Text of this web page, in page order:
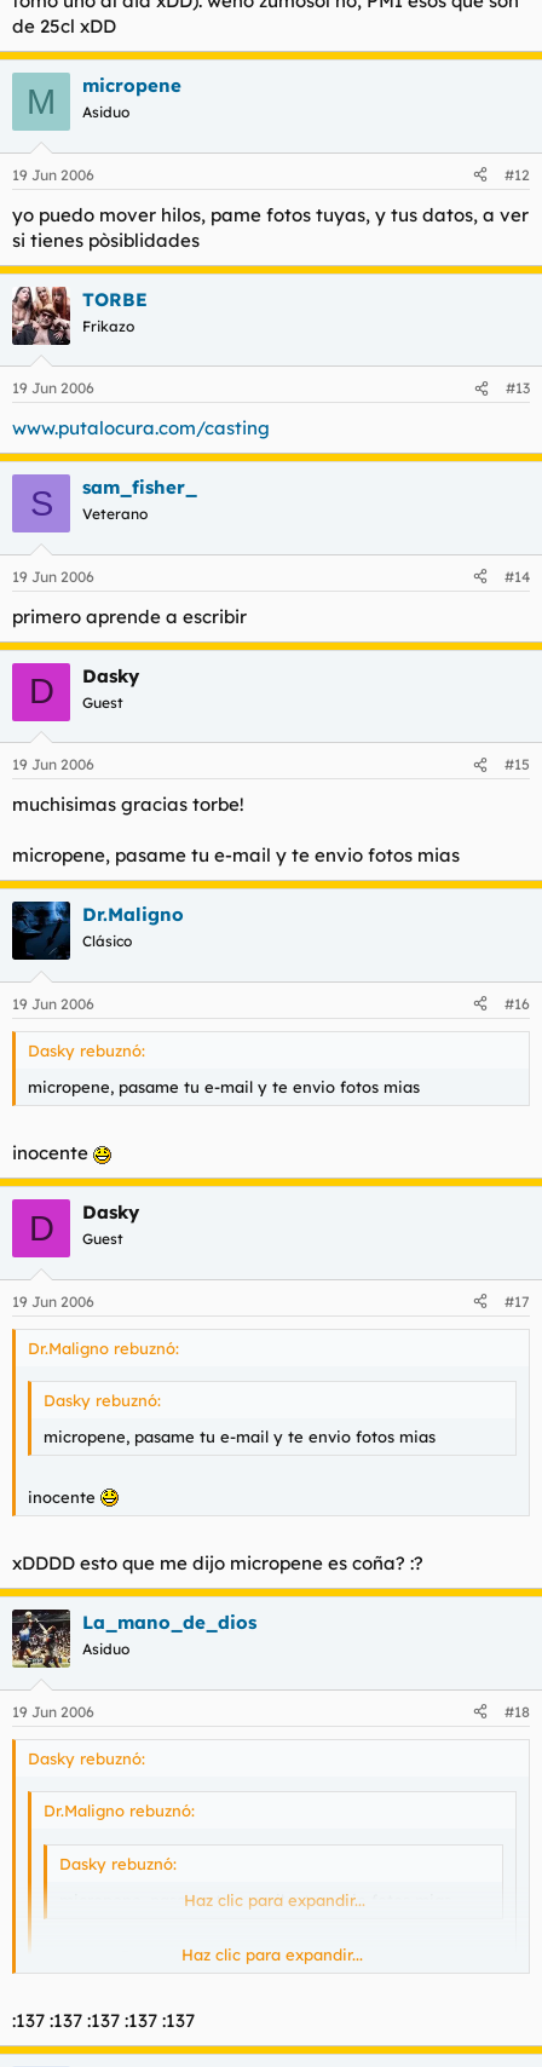
de 25cl xDD
M micropene
Asiduo
19 Jun 2006 #12
yo puedo mover hilos, pame fotos tuyas, y tus datos, a ver
si tienes pòsiblidades
TORBE
Frikazo
19 Jun 2006 #13
www.putalocura.com/casting
S sam_fisher_
Veterano
19 Jun 2006 #14
primero aprende a escribir
D Dasky
Guest
19 Jun 2006 #15
muchisimas gracias torbe!
micropene, pasame tu e-mail y te envio fotos mias
Dr.Maligno
Clásico
19 Jun 2006 #16
Dasky rebuznó:
micropene, pasame tu e-mail y te envio fotos mias
inocente
D Dasky
Guest
19 Jun 2006 #17
Dr.Maligno rebuznó:
Dasky rebuznó:
micropene, pasame tu e-mail y te envio fotos mias
inocente
xDDDD esto que me dijo micropene es coña? :?
La_mano_de_dios
Asiduo
19 Jun 2006 #18
Dasky rebuznó:
Dr.Maligno rebuznó:
Dasky rebuznó:
micropene, pasame tu e-mail y te envio fotos mias
Haz clic para expandir...
Haz clic para expandir...
xDDDD esto que me dijo micropene es coña? :?
Haz clic para expandir...
:137 :137 :137 :137 :137